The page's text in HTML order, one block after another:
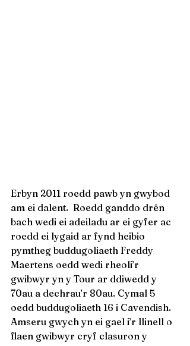
Erbyn 2011 roedd pawb yn gwybod
am ei dalent.  Roedd ganddo drên
bach wedi ei adeiladu ar ei gyfer ac
roedd ei lygaid ar fynd heibio
pymtheg buddugoliaeth Freddy
Maertens oedd wedi rheoli’r
gwibwyr yn y Tour ar ddiwedd y
70au a dechrau’r 80au. Cymal 5
oedd buddugoliaeth 16 i Cavendish.
Amseru gwych yn ei gael i’r llinell o
flaen gwibwyr cryf clasuron y